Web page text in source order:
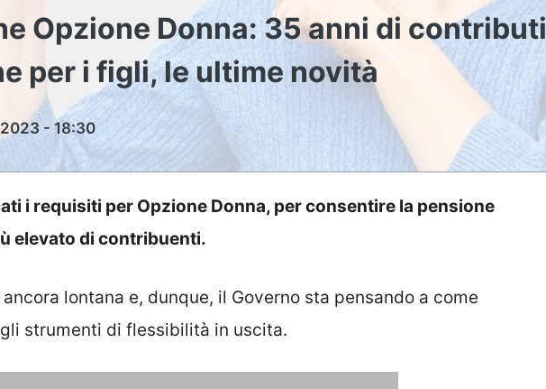
Opzione Donna: 35 anni di contributi
per i figli, le ultime novità
- 18:30
i requisiti per Opzione Donna, per consentire la pensione
elevato di contribuenti.
lontana e, dunque, il Governo sta pensando a come
strumenti di flessibilità in uscita.